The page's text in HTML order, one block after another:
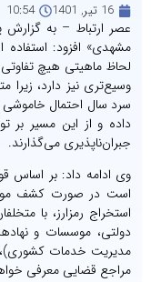
16 تیر, 1401 10:54
عصر ارتباط – به گزارش
مشهدی» افزود: استفاده
لحاظ ماهیتی هیچ
وسیع‌تری نیز دارد، زیرا
سرد سال احتمال
داده و از این مسیر بر
جبران‌ناپذیری می‌گذارند.
وی ادامه داد: بر اساس
است در صورت کشف
استخراج رمزارز، با
مدیریت خدمات کشوری)،
مراجع قضایی معرفی